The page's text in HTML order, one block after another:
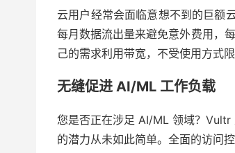
云用户经常会面临意想不到的巨额
每月数据流出量来避免意外费用，
己的需求利用带宽，不受使用方式限
无缝促进 AI/ML 工作负载
您是否正在涉足 AI/ML 领域？Vultr
的潜力从未如此简单。全面的访问